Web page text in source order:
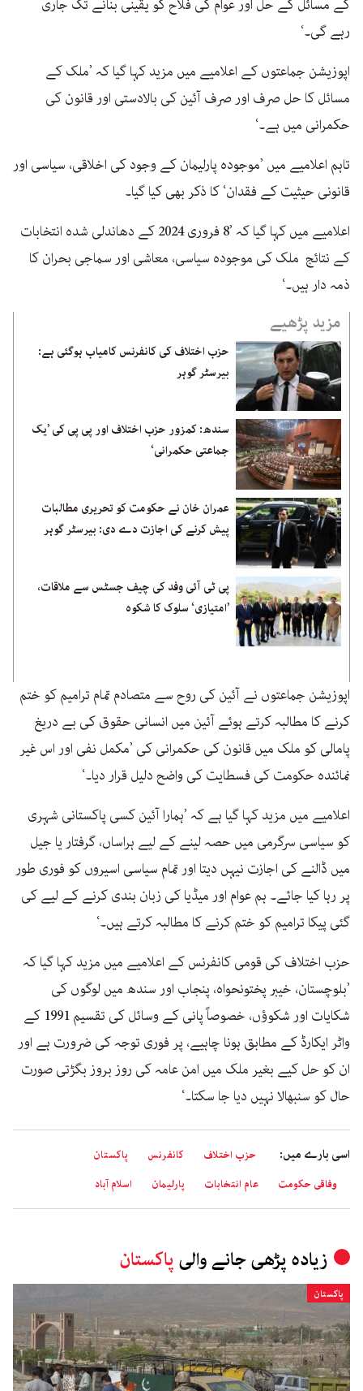
کے مسائل کے حل اور عوام کی فلاح کو یقینی بنانے تک جاری
رہے گی۔‘
اپوزیشن جماعتوں کے اعلامیے میں مزید کہا گیا کہ ’ملک کے
مسائل کا حل صرف اور صرف آئین کی بالادستی اور قانون کی
حکمرانی میں ہے۔‘
تاہم اعلامیے میں ’موجودہ پارلیمان کے وجود کی اخلاقی، سیاسی اور
قانونی حیثیت کے فقدان‘ کا ذکر بھی کیا گیا۔
اعلامیے میں کہا گیا کہ ’8 فروری 2024 کے دھاندلی شدہ انتخابات
کے نتائج ملک کی موجودہ سیاسی، معاشی اور سماجی بحران کا
ذمہ دار ہیں۔‘
مزید پڑھیے
حزب اختلاف کی کانفرنس کامیاب ہوگئی ہے:
بیرسٹر گوہر
سندھ: کمزور حزب اختلاف اور پی پی کی ’یک
جماعتی حکمرانی‘
عمران خان نے حکومت کو تحریری مطالبات
پیش کرنے کی اجازت دے دی: بیرسٹر گوہر
پی ٹی آئی وفد کی چیف جسٹس سے ملاقات،
’امتیازی‘ سلوک کا شکوہ
اپوزیشن جماعتوں نے آئین کی روح سے متصادم تمام ترامیم کو ختم
کرنے کا مطالبہ کرتے ہوئے آئین میں انسانی حقوق کی بے دریغ
پامالی کو ملک میں قانون کی حکمرانی کی ’مکمل نفی اور اس غیر
نمائندہ حکومت کی فسطایت کی واضح دلیل قرار دیا۔‘
اعلامیے میں مزید کہا گیا ہے کہ ’ہمارا آئین کسی پاکستانی شہری
کو سیاسی سرگرمی میں حصہ لینے کے لیے ہراساں، گرفتار یا جیل
میں ڈالنے کی اجازت نیہں دیتا اور تمام سیاسی اسیروں کو فوری طور
پر رہا کیا جائے۔ ہم عوام اور میڈیا کی زبان بندی کرنے کے لیے کی
گئی پیکا ترامیم کو ختم کرنے کا مطالبہ کرتے ہیں۔‘
حزب اختلاف کی قومی کانفرنس کے اعلامیے میں مزید کہا گیا کہ
’بلوچستان، خیبر پختونحواہ، پنجاب اور سندھ میں لوگوں کی
شکایات اور شکوؤں، خصوصاً پانی کے وسائل کی تقسیم 1991 کے
واٹر ایکارڈ کے مطابق ہونا چاہیے، پر فوری توجہ کی ضرورت ہے اور
ان کو حل کیے بغیر ملک میں امن عامہ کی روز بروز بگڑتی صورت
حال کو سنبھالا نہیں دیا جا سکتا۔‘
اسی بارے میں: حزب اختلاف کانفرنس
پاکستان
وفاقی حکومت
عام انتخابات پارلیمان اسلام آباد
زیادہ پڑھی جانے والی پاکستان
پاکستان